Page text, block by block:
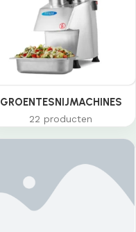
GROENTESNIJMACHINES
22 producten